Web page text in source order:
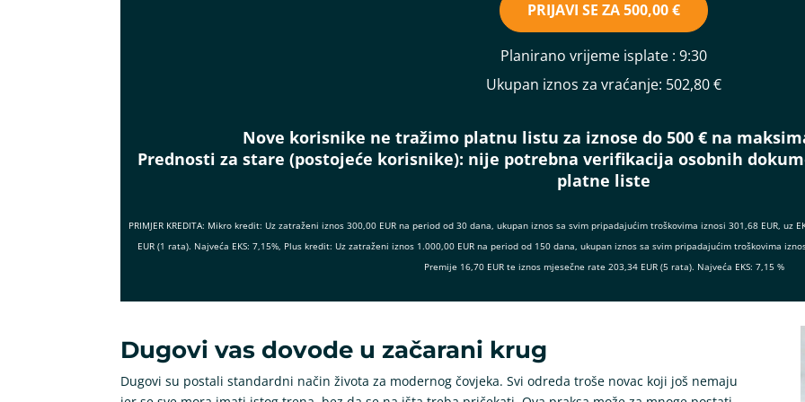
PRIJAVI SE ZA500,00 €
Planirano vrijeme isplate : 9:30
Ukupan iznos za vraćanje: 502,80 €
Nove korisnike ne tražimo platnu listu za iznose do 500 € na
Prednosti za stare (postojeće korisnike): nije potrebna verifikacija osobnih
platne liste
PRIMJER KREDITA: Mikro kredit: Uz zatraženi iznos 300,00 EUR na period od 30 dana, ukupan iznos sa svim pripadajućim troškovima iznosi 301,68 EUR, uz
EUR (1 rata). Najveća EKS: 7,15%, Plus kredit: Uz zatraženi iznos 1.000,00 EUR na period od 150 dana, ukupan iznos sa svim pripadajućim troškovima
Premije 16,70 EUR te iznos mjesečne rate 203,34 EUR (5 rata). Najveća EKS: 7,15 %
Dugovi vas dovode u začarani krug
Dugovi su postali standardni način života za modernog čovjeka. Svi odreda troše novac koji još nemaju